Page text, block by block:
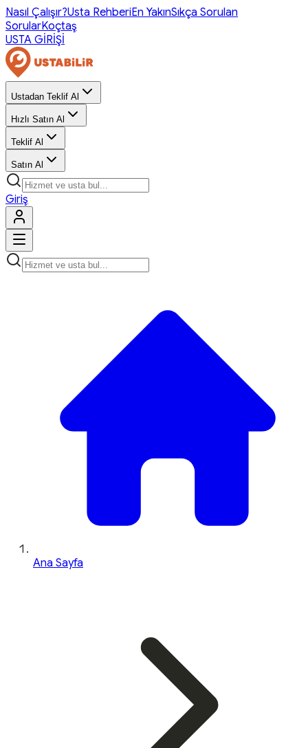
Nasıl Çalışır?Usta RehberiEn YakınSıkça Sorulan
SorularKoçtaş
USTA GİRİŞİ
Ustadan Teklif Al
Hızlı Satın Al
Teklif Al
Satın Al
Giriş
Ana Sayfa